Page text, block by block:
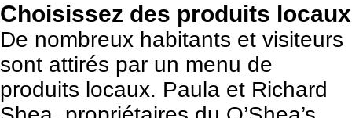
Choisissez des produits locaux
De nombreux habitants et visiteurs
sont attirés par un menu de
produits locaux. Paula et Richard